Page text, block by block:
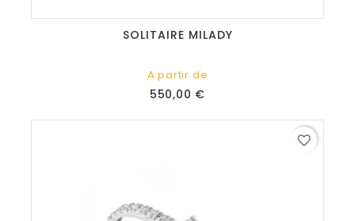
SOLITAIRE MILADY
A partir de
Prix
550,00 €
favorite_border